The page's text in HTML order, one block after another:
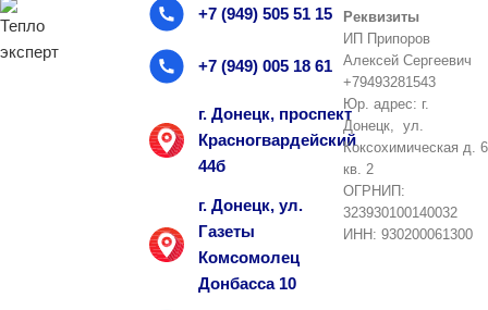
+7 (949) 505 51 15
+7 (949) 005 18 61
г. Донецк, проспект
Красногвардейский
44б
г. Донецк, ул.
Газеты
Комсомолец
Донбасса 10
Реквизиты
ИП Припоров
Алексей Сергеевич
+79493281543
Юр. адрес: г.
Донецк, ул.
Коксохимическая д. 6
кв. 2
ОГРНИП:
323930100140032
ИНН: 930200061300